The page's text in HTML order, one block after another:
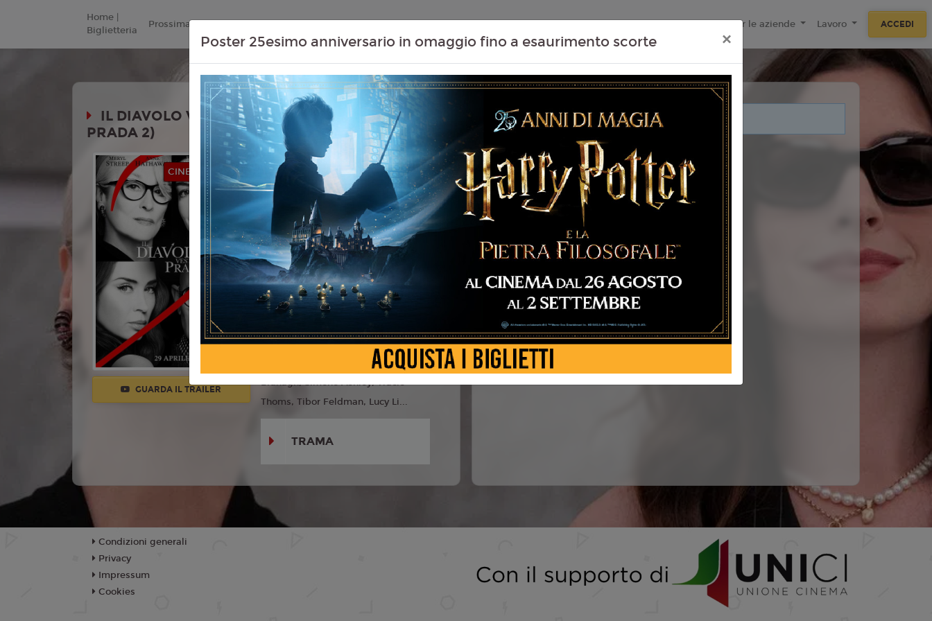
Home |
Biglietteria
Prossimamente Listino Prezzi Contenuti Extra Proiezioni Scolastiche Eventi Passati Tecnologie F.A.Q Per le aziende Lavoro ACCEDI
IL DIAVOLO VESTE PRADA 2 (THE DEVIL WEARS
PRADA 2)
CINEMA IN FESTA
GUARDA IL TRAILER
Durata: 115 min
Genere:Commedia, Dramma
Lingua:Italiano
EtàT
Regia:David Frankel
Con:Meryl Streep, Anne Hathaway,
Emily Blunt, Stanley Tucci, Kenneth
Branagh, Simone Ashley, Tracie
Thoms, Tibor Feldman, Lucy Li...
TRAMA
Non ci sono spettacoli legati a questo evento.
Poster 25esimo anniversario in omaggio fino a esaurimento scorte ×
Condizioni generali
Privacy
Impressum
Cookies